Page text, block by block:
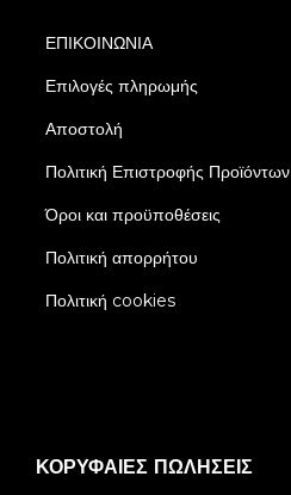
ΕΠΙΚΟΙΝΩΝΙΑ
Επιλογές πληρωμής
Αποστολή
Πολιτική Επιστροφής Προϊόντων
Όροι και προϋποθέσεις
Πολιτική απορρήτου
Πολιτική cookies
ΚΟΡΥΦΑΊΕΣ ΠΩΛΉΣΕΙΣ